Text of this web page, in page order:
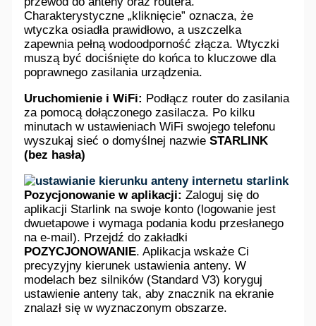
Charakterystyczne „kliknięcie” oznacza, że
wtyczka osiadła prawidłowo, a uszczelka
zapewnia pełną wodoodporność złącza. Wtyczki
muszą być dociśnięte do końca to kluczowe dla
poprawnego zasilania urządzenia.
Uruchomienie i WiFi: Podłącz router do zasilania
za pomocą dołączonego zasilacza. Po kilku
minutach w ustawieniach WiFi swojego telefonu
wyszukaj sieć o domyślnej nazwieSTARLINK
(bez hasła)
Pozycjonowanie w aplikacji: Zaloguj się do
aplikacji Starlink na swoje konto (logowanie jest
dwuetapowe i wymaga podania kodu przesłanego
na e-mail). Przejdź do zakładki
POZYCJONOWANIE. Aplikacja wskaże Ci
precyzyjny kierunek ustawienia anteny. W
modelach bez silników (Standard V3) koryguj
ustawienie anteny tak, aby znacznik na ekranie
znalazł się w wyznaczonym obszarze.